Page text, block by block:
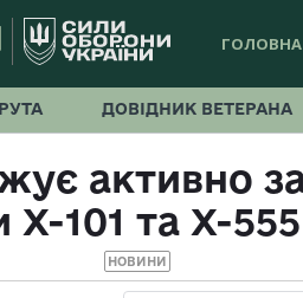
ГОЛОВНА
ДОВІДНИК ВЕТЕРАНА
активно
Х-101 та Х-
НОВИНИ